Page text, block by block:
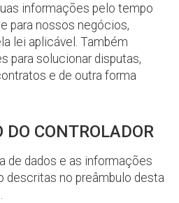
informações pelo tempo
para nossos negócios,
lei aplicável. Também
para solucionar disputas,
e de outra forma
CONTROLADOR
de dados e as informações
descritas no preâmbulo desta